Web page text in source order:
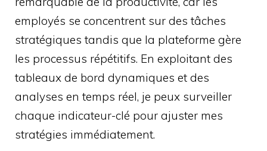
employés se concentrent sur des tâches
stratégiques tandis que la plateforme gère
les processus répétitifs. En exploitant des
tableaux de bord dynamiques et des
analyses en temps réel, je peux surveiller
chaque indicateur-clé pour ajuster mes
stratégies immédiatement.